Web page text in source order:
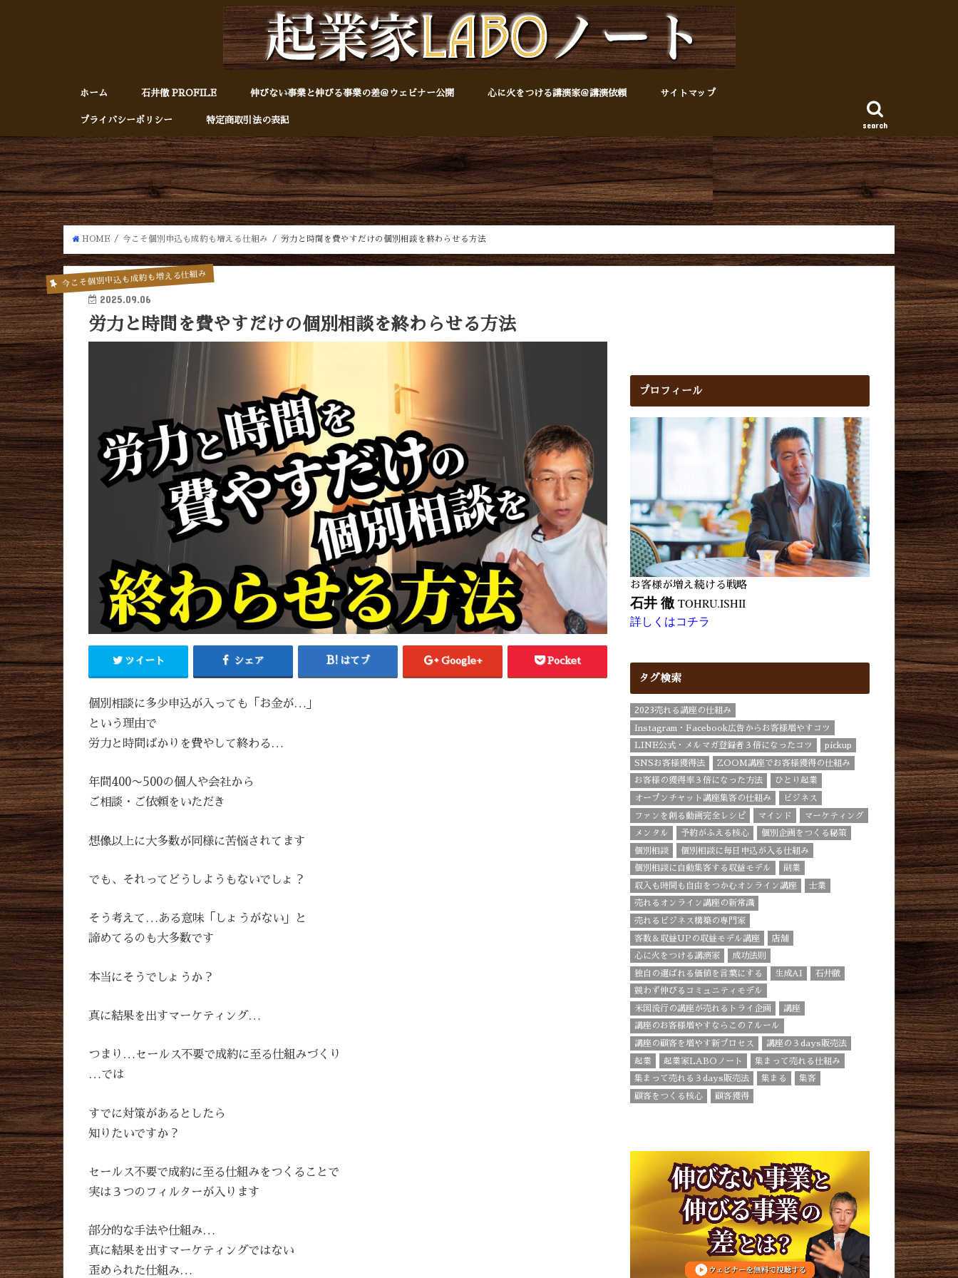
search
ホーム 石井徹 PROFILE 伸びない事業と伸びる事業の差＠ウェビナー公開 心に火をつける講演家＠講演依頼 サイトマップ
プライバシーポリシー 特定商取引法の表記
HOME 今こそ個別申込も成約も増える仕組み 労力と時間を費やすだけの個別相談を終わらせる方法
今こそ個別申込も成約も増える仕組み
2025.09.06
労力と時間を費やすだけの個別相談を終わらせる方法
ツイート シェア はてブ Google+ Pocket
個別相談に多少申込が入っても「お金が…」
という理由で
労力と時間ばかりを費やして終わる…
年間400〜500の個人や会社から
ご相談・ご依頼をいただき
想像以上に大多数が同様に苦悩されてます
でも、それってどうしようもないでしょ？
そう考えて…ある意味「しょうがない」と
諦めてるのも大多数です
本当にそうでしょうか？
真に結果を出すマーケティング…
つまり…セールス不要で成約に至る仕組みづくり
…では
すでに対策があるとしたら
知りたいですか？
セールス不要で成約に至る仕組みをつくることで
実は３つのフィルターが入ります
部分的な手法や仕組み…
真に結果を出すマーケティングではない
歪められた仕組み…
プロフィール
お客様が増え続ける戦略
石井 徹 TOHRU.ISHII
詳しくはコチラ
タグ検索
2023売れる講座の仕組み
Instagram・Facebook広告からお客様増やすコツ
LINE公式・メルマガ登録者３倍になったコツ pickup
SNSお客様獲得法 ZOOM講座でお客様獲得の仕組み
お客様の獲得率３倍になった方法 ひとり起業
オープンチャット講座集客の仕組み ビジネス
ファンを創る動画完全レシピ マインド マーケティング
メンタル 予約がふえる核心 個別企画をつくる秘策
個別相談 個別相談に毎日申込が入る仕組み
個別相談に自動集客する収益モデル 副業
収入も時間も自由をつかむオンライン講座 士業
売れるオンライン講座の新常識
売れるビジネス構築の専門家
客数＆収益UPの収益モデル講座 店舗
心に火をつける講演家 成功法則
独自の選ばれる価値を言葉にする 生成AI 石井徹
競わず伸びるコミュニティモデル
米国流行の講座が売れるトライ企画 講座
講座のお客様増やすならこの７ルール
講座の顧客を増やす新プロセス 講座の３days販売法
起業 起業家LABOノート 集まって売れる仕組み
集まって売れる３days販売法 集まる 集客
顧客をつくる核心 顧客獲得